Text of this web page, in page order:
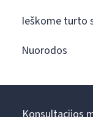
Ieškome turto
Nuorodos
Konsultacijos